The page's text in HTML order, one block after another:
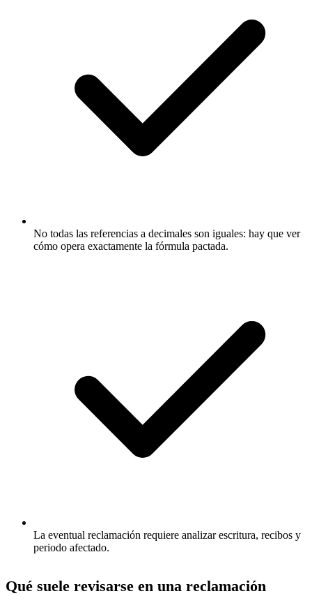
No todas las referencias a decimales son iguales: hay que ver
cómo opera exactamente la fórmula pactada.
La eventual reclamación requiere analizar escritura, recibos y
periodo afectado.
Qué suele revisarse en una reclamación